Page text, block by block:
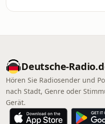
Deutsche-
Hören Sie Radiosender und
nach Stadt, Genre oder
Gerät.